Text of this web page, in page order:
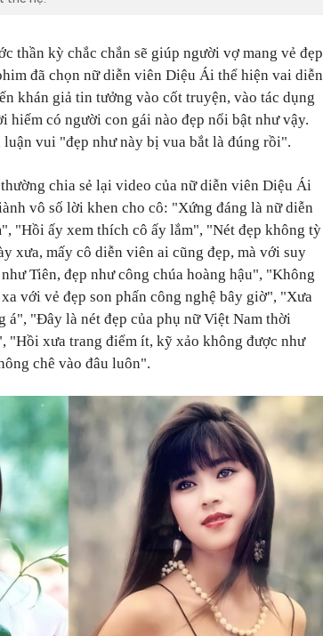
thần kỳ chắc chắn sẽ giúp người vợ mang vẻ đẹp
đã chọn nữ diễn viên Diệu Ái thể hiện vai diễn
khán giả tin tưởng vào cốt truyện, vào tác dụng
hiếm có người con gái nào đẹp nổi bật như vậy.
vui "đẹp như này bị vua bắt là đúng rồi".
chia sẻ lại video của nữ diễn viên Diệu Ái
vô số lời khen cho cô: "Xứng đáng là nữ diễn
"Hồi ấy xem thích cô ấy lắm", "Nét đẹp không tỳ
xưa, mấy cô diễn viên ai cũng đẹp, mà với suy
Tiên, đẹp như công chúa hoàng hậu", "Không
với vẻ đẹp son phấn công nghệ bây giờ", "Xưa
á", "Đây là nét đẹp của phụ nữ Việt Nam thời
"Hồi xưa trang điểm ít, kỹ xảo không được như
chê vào đâu luôn".